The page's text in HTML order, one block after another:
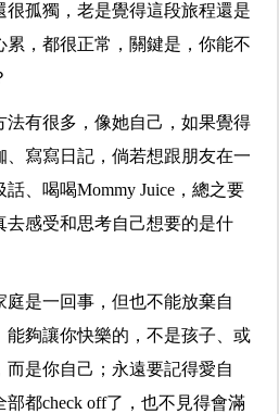
很孤獨，老是覺得這段旅程還是
累，都很正常，關鍵是，你能不
法有很多，像她自己，如果覺得
、寫寫日記，倘若想跟朋友在一
、喝喝Mommy Juice，總之要
去感受和思考自己想要的是什
是一回事，但也不能放棄自
能夠讓你快樂的，不是孩子、或
而是你自己；永遠要記得愛自
都check off了，也不見得會滿